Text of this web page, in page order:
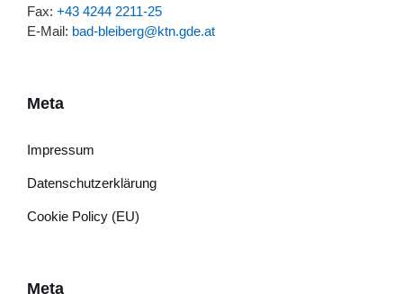
Fax: +43 4244 2211-25
E-Mail: bad-bleiberg@ktn.gde.at
Meta
Impressum
Datenschutzerklärung
Cookie Policy (EU)
Meta